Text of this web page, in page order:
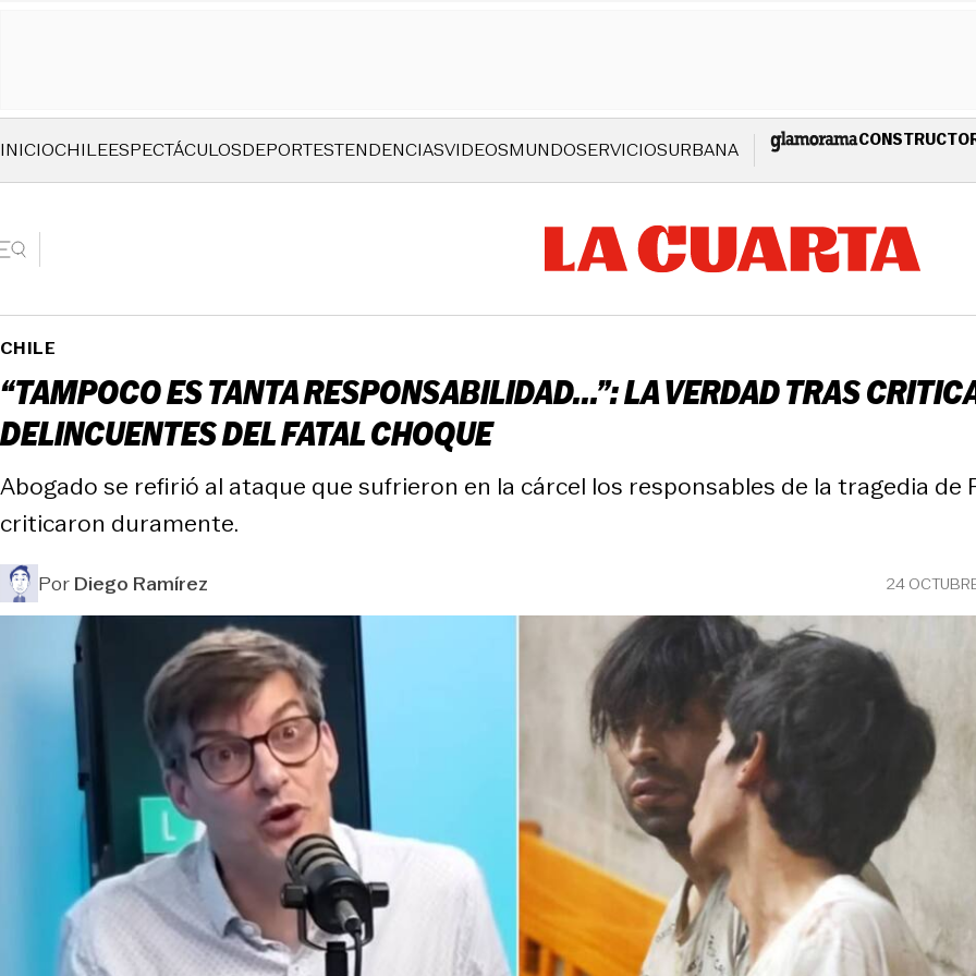
INICIOCHILEESPECTÁCULOSDEPORTESTENDENCIASVIDEOSMUNDOSERVICIOSURBANA
CHILE
“TAMPOCO ES TANTA RESPONSABILIDAD...”: LA VERDAD TRAS
DELINCUENTES DEL FATAL CHOQUE
Abogado se refirió al ataque que sufrieron en la cárcel los responsables de la tragedia de
criticaron duramente.
PorDiego Ramírez 24